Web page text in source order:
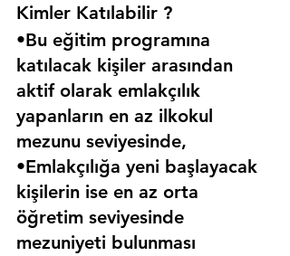
Kimler Katılabilir ?
•Bu eğitim programına
katılacak kişiler arasından
aktif olarak emlakçılık
yapanların en az ilkokul
mezunu seviyesinde,
•Emlakçılığa yeni başlayacak
kişilerin ise en az orta
öğretim seviyesinde
mezuniyeti bulunması